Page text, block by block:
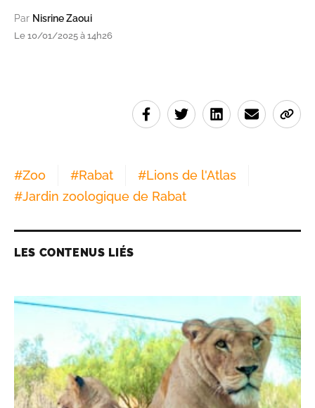
Par Nisrine Zaoui
Le 10/01/2025 à 14h26
#Zoo #Rabat #Lions de l'Atlas
#Jardin zoologique de Rabat
LES CONTENUS LIÉS